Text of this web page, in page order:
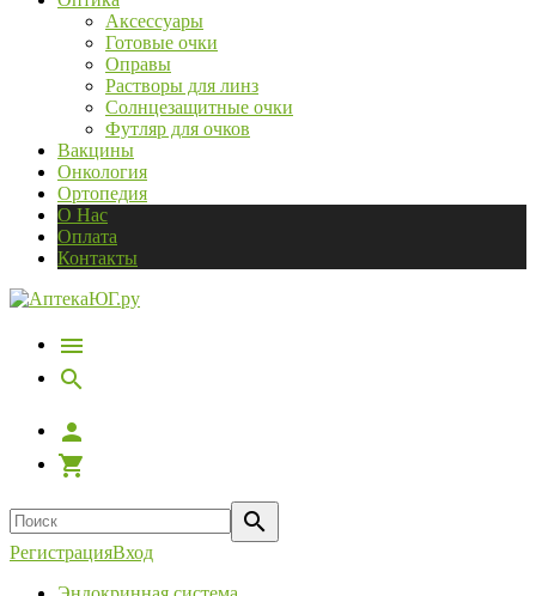
Аксессуары
Готовые очки
Оправы
Растворы для линз
Солнцезащитные очки
Футляр для очков
Вакцины
Онкология
Ортопедия
О Нас
Оплата
Контакты
РегистрацияВход